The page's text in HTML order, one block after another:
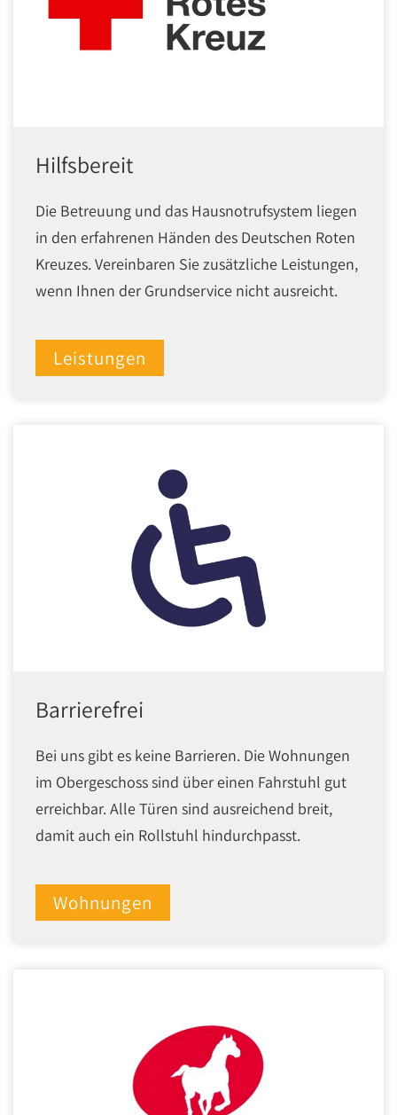
Hilfsbereit
Die Betreuung und das Hausnotrufsystem liegen
in den erfahrenen Händen des Deutschen Roten
Kreuzes. Vereinbaren Sie zusätzliche Leistungen,
wenn Ihnen der Grundservice nicht ausreicht.
Leistungen
Barrierefrei
Bei uns gibt es keine Barrieren. Die Wohnungen
im Obergeschoss sind über einen Fahrstuhl gut
erreichbar. Alle Türen sind ausreichend breit,
damit auch ein Rollstuhl hindurchpasst.
Wohnungen